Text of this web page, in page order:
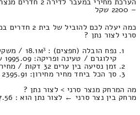
– 2200 שקל
כמה יעלה לכם
סרני לצור נתן ?
קילוגרם / טעינה ופריקה: 1995.09 ₪
זמן נסיעה בין ערים 32 דקות / מחיר נסיעה 308.04 שקל
סך הכל ביחד מחיר מחירון: 2395.91 שח
מה המרחק מנצר סרני > לצור נתן ?
מרחק בין נצר סרני ← לצור נתן הוא : 27.56 קילומטרים